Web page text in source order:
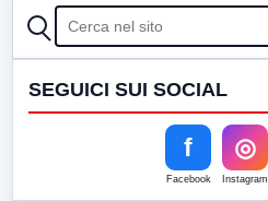
CERCA
SEGUICI SUI SOCIAL
f
Facebook
◎
Instagram